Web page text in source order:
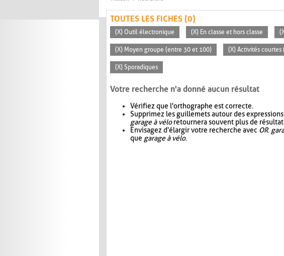
TOUTES LES FICHES (0)
(X) Outil électronique (X) En classe et hors classe
(X) Moyen groupe (entre 30 et 100) (X) Activités courtes
(X) Sporadiques
Votre recherche n'a donné aucun résultat
Vérifiez que l'orthographe est correcte.
Supprimez les guillemets autour des
garage à véloretournera souvent plus de
Envisagez d'élargir votre recherche avec OR.
que garage à vélo.